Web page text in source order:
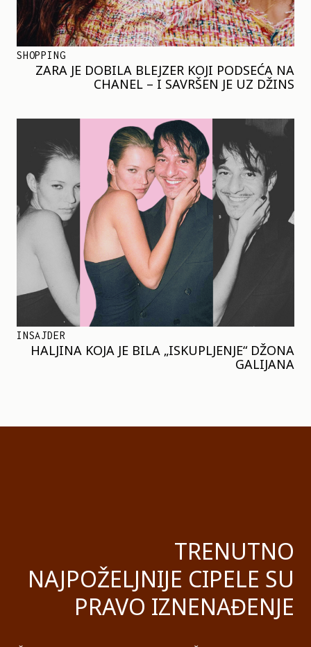
SHOPPING
ZARA JE DOBILA BLEJZER KOJI PODSEĆA NA
CHANEL – I SAVRŠEN JE UZ DŽINS
INSAJDER
HALJINA KOJA JE BILA „ISKUPLJENJE“ DŽONA
GALIJANA
TRENUTNO
NAJPOŽELJNIJE CIPELE SU
PRAVO IZNENAĐENJE